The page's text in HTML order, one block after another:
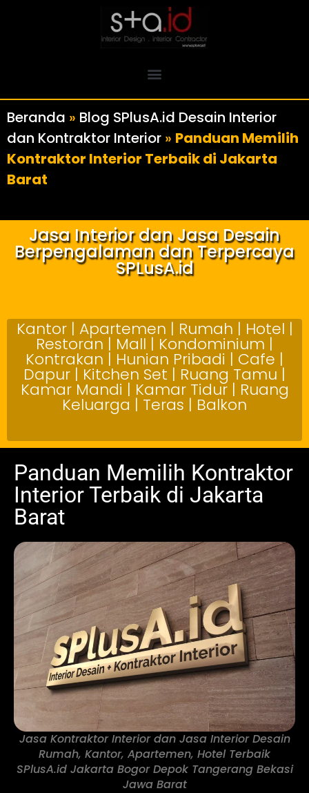
Beranda » Blog SPlusA.id Desain Interior
dan Kontraktor Interior » Panduan Memilih
Kontraktor Interior Terbaik di Jakarta
Barat
Jasa Interior dan Jasa Desain
Berpengalaman dan Terpercaya
SPLusA.id
Kantor | Apartemen | Rumah | Hotel |
Restoran | Mall | Kondominium |
Kontrakan | Hunian Pribadi | Cafe |
Dapur | Kitchen Set | Ruang Tamu |
Kamar Mandi | Kamar Tidur | Ruang
Keluarga | Teras | Balkon
Panduan Memilih Kontraktor
Interior Terbaik di Jakarta
Barat
Jasa Kontraktor Interior dan Jasa Interior Desain
Rumah, Kantor, Apartemen, Hotel Terbaik
SPlusA.id Jakarta Bogor Depok Tangerang Bekasi
Jawa Barat